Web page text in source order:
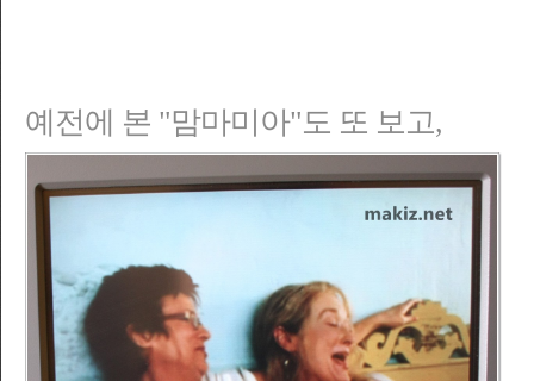
예전에 본 "맘마미아"도 또 보고,